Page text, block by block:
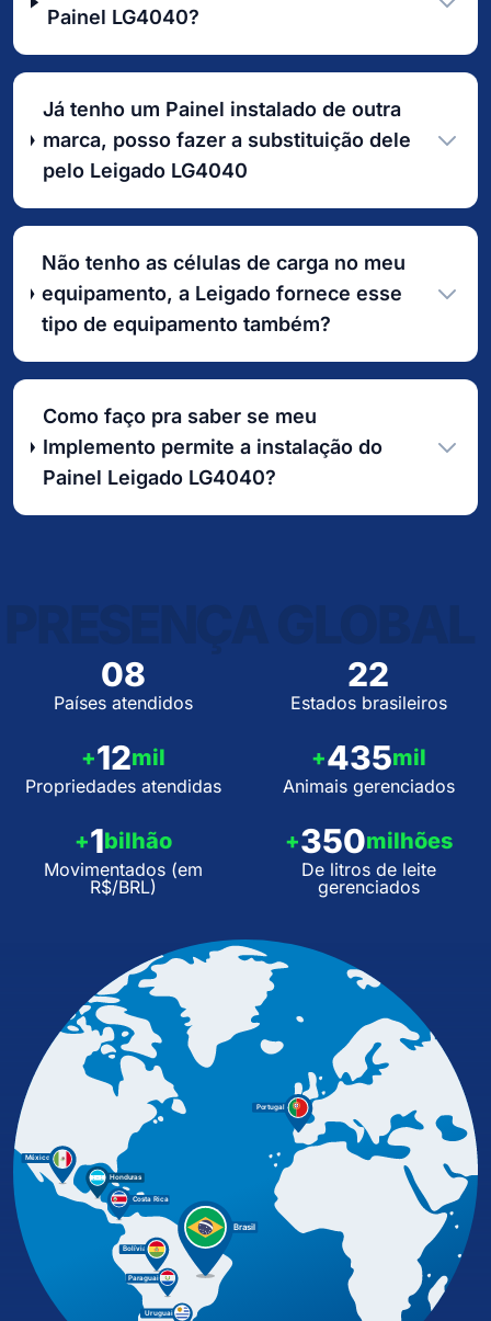
Painel LG4040?
Já tenho um Painel instalado de outra
marca, posso fazer a substituição dele
pelo Leigado LG4040
Não tenho as células de carga no meu
equipamento, a Leigado fornece esse
tipo de equipamento também?
Como faço pra saber se meu
Implemento permite a instalação do
Painel Leigado LG4040?
08
Países atendidos
22
Estados brasileiros
+12mil
Propriedades atendidas
+435mil
Animais gerenciados
+1bilhão
Movimentados (em
R$/BRL)
+350milhões
De litros de leite
gerenciados